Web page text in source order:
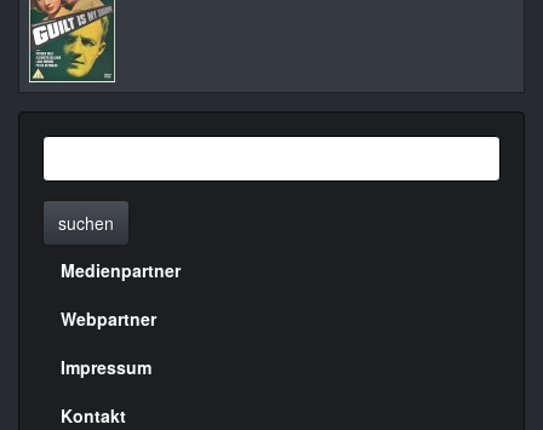
suchen
Menülinks
rechte
Seite
Medienpartner
Webpartner
Impressum
Kontakt